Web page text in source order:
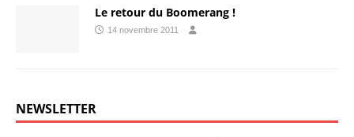
Le retour du Boomerang !
14 novembre 2011
NEWSLETTER